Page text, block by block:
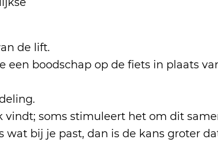
de lift.
een boodschap op de fiets in plaats
vindt; soms stimuleert het om dit
wat bij je past, dan is de kans groter